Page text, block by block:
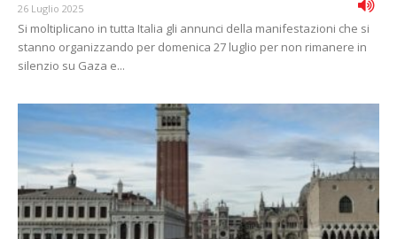
26 Luglio 2025
Si moltiplicano in tutta Italia gli annunci della manifestazioni che si
stanno organizzando per domenica 27 luglio per non rimanere in
silenzio su Gaza e...